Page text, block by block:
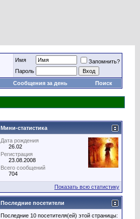
Имя
Запомнить?
Пароль
Сообщения за день Поиск
Мини-статистика
Дата рождения
26.02
Регистрация
23.08.2008
Всего сообщений
704
Показать всю статистику
Последние посетители
Последние 10 посетителя(ей) этой страницы: